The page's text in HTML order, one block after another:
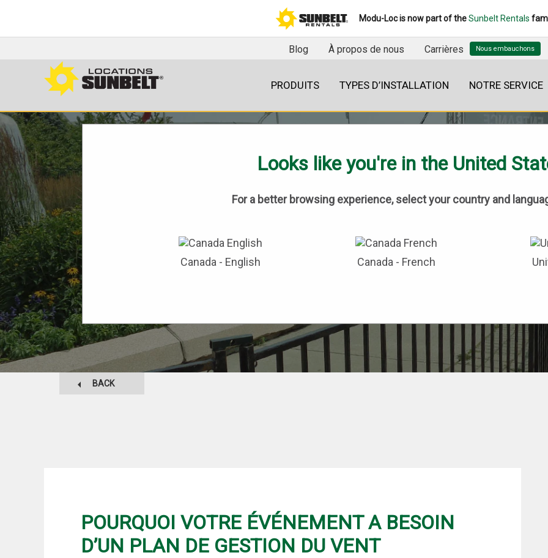
Modu-Loc is now part of theSunbelt Rentals
Blog À propos de nous Carrières
PRODUITS TYPES D’INSTALLATION NOTRE SERVICE
BLOG
BACK
POURQUOI VOTRE ÉVÉNEMENT A BESOIN
D’UN PLAN DE GESTION DU VENT
Looks like you're in the United
For a better browsing experience, select your country and
Canada - English Canada - French